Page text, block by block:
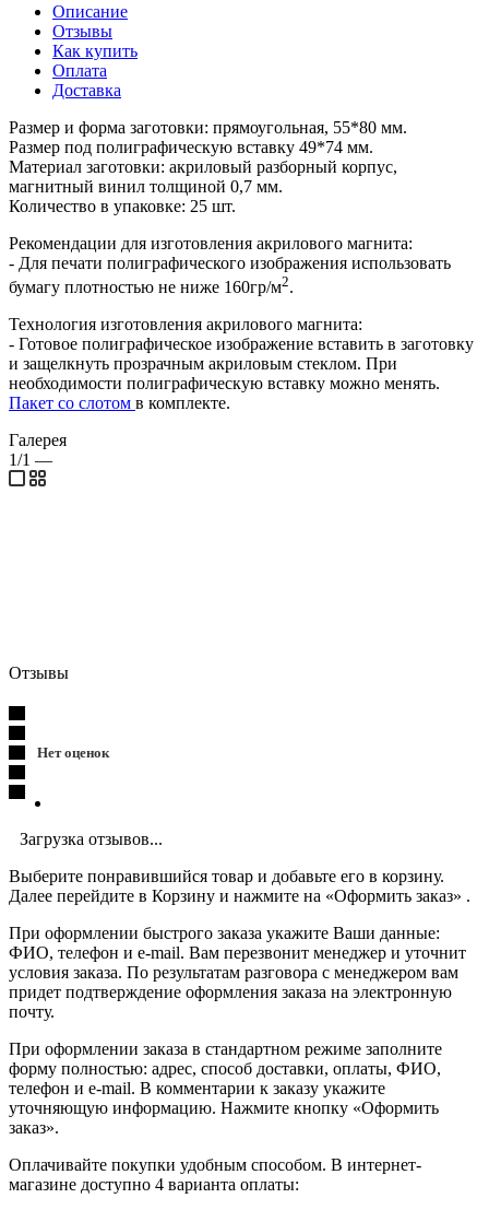
Описание
Отзывы
Как купить
Оплата
Доставка
Размер и форма заготовки: прямоугольная, 55*80 мм.
Размер под полиграфическую вставку 49*74 мм.
Материал заготовки: акриловый разборный корпус,
магнитный винил толщиной 0,7 мм.
Количество в упаковке: 25 шт.
Рекомендации для изготовления акрилового магнита:
- Для печати полиграфического изображения использовать
бумагу плотностью не ниже 160гр/м2.
Технология изготовления акрилового магнита:
- Готовое полиграфическое изображение вставить в заготовку
и защелкнуть прозрачным акриловым стеклом. При
необходимости полиграфическую вставку можно менять.
Пакет со слотом в комплекте.
Галерея
1/1 —
Отзывы
Нет оценок
Загрузка отзывов...
Выберите понравившийся товар и добавьте его в корзину.
Далее перейдите в Корзину и нажмите на «Оформить заказ» .
При оформлении быстрого заказа укажите Ваши данные:
ФИО, телефон и e-mail. Вам перезвонит менеджер и уточнит
условия заказа. По результатам разговора с менеджером вам
придет подтверждение оформления заказа на электронную
почту.
При оформлении заказа в стандартном режиме заполните
форму полностью: адрес, способ доставки, оплаты, ФИО,
телефон и e-mail. В комментарии к заказу укажите
уточняющую информацию. Нажмите кнопку «Оформить
заказ».
Оплачивайте покупки удобным способом. В интернет-
магазине доступно 4 варианта оплаты: